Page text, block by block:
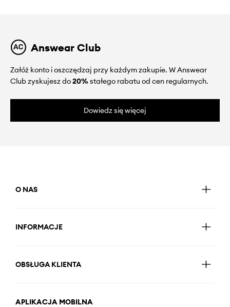
Answear Club
Załóż konto i oszczędzaj przy każdym zakupie. W Answear
Club zyskujesz do20%stałego rabatu od cen regularnych.
Dowiedz się więcej
O NAS
INFORMACJE
OBSŁUGA KLIENTA
APLIKACJA MOBILNA